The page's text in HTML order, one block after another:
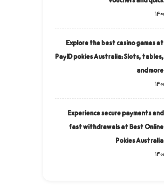
Explore the best casino games at
PayID pokies Australia: Slots, tables,
and more
Experience secure payments and
fast withdrawals at Best Online
Pokies Australia